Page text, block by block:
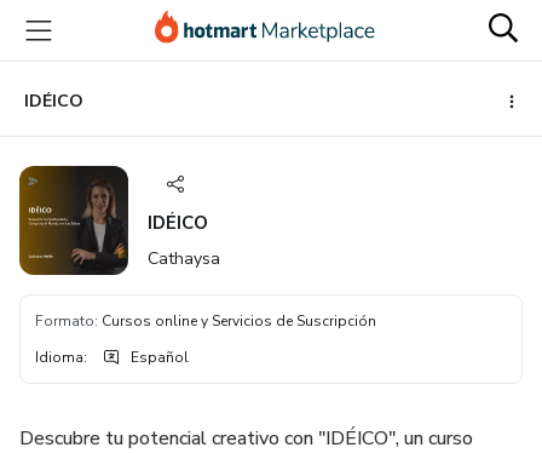
principal
página
de
página
IDÉICO
IDÉICO
Cathaysa
Formato: Cursos online y Servicios de Suscripción
Idioma: Español
Descubre tu potencial creativo con "IDÉICO", un curso